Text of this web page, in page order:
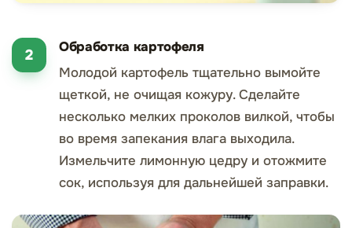
Обработка картофеля
Молодой картофель тщательно вымойте
щеткой, не очищая кожуру. Сделайте
несколько мелких проколов вилкой, чтобы
во время запекания влага выходила.
Измельчите лимонную цедру и отожмите
сок, используя для дальнейшей заправки.